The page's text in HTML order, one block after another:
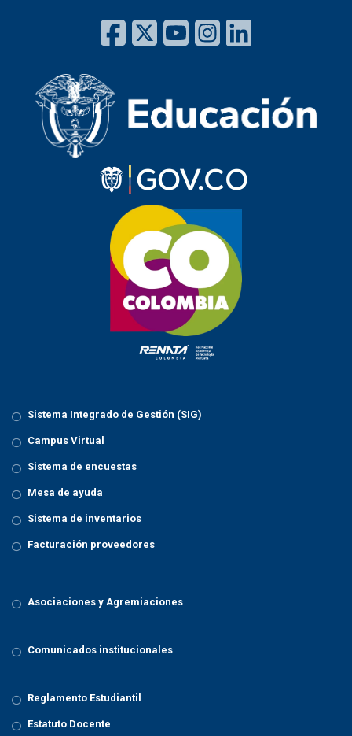
Sistema Integrado de Gestión (SIG)
Campus Virtual
Sistema de encuestas
Mesa de ayuda
Sistema de inventarios
Facturación proveedores
Asociaciones y Agremiaciones
Comunicados institucionales
Reglamento Estudiantil
Estatuto Docente